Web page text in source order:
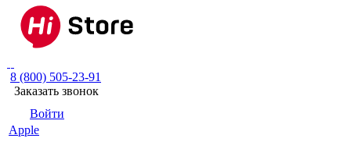
8 (800) 505-23-91
Заказать звонок
Войти
Apple